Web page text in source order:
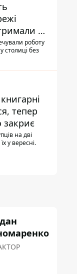
39
роботу
столиці без
тепер
закриє
на дві
у вересні.